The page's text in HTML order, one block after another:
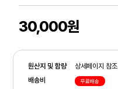
30,000원
원산지 및 함량
상세페이지 참조
배송비
무료배송